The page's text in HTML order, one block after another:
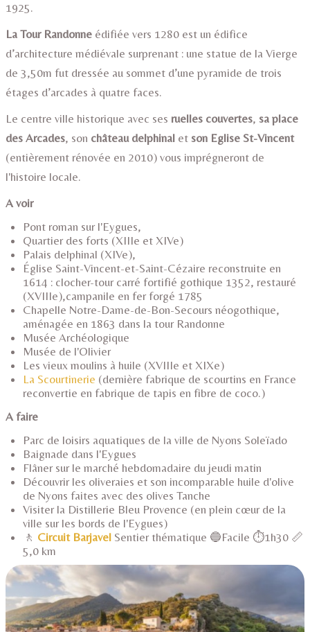
1925.
La Tour Randonne édifiée vers 1280 est un édifice
d’architecture médiévale surprenant : une statue de la Vierge
de 3,50m fut dressée au sommet d’une pyramide de trois
étages d’arcades à quatre faces.
Le centre ville historique avec ses ruelles couvertes, sa place
des Arcades, son château delphinal et son Eglise St-Vincent
(entièrement rénovée en 2010) vous imprégneront de
l'histoire locale.
A voir
Pont roman sur l'Eygues,
Quartier des forts (XIIIe et XIVe)
Palais delphinal (XIVe),
Église Saint-Vincent-et-Saint-Cézaire reconstruite en
1614 : clocher-tour carré fortifié gothique 1352, restauré
(XVIIIe),campanile en fer forgé 1785
Chapelle Notre-Dame-de-Bon-Secours néogothique,
aménagée en 1863 dans la tour Randonne
Musée Archéologique
Musée de l'Olivier
Les vieux moulins à huile (XVIIIe et XIXe)
La Scourtinerie (dernière fabrique de scourtins en France
reconvertie en fabrique de tapis en fibre de coco.)
A faire
Parc de loisirs aquatiques de la ville de Nyons Soleïado
Baignade dans l'Eygues
Flâner sur le marché hebdomadaire du jeudi matin
Découvrir les oliveraies et son incomparable huile d'olive
de Nyons faites avec des olives Tanche
Visiter la Distillerie Bleu Provence (en plein cœur de la
ville sur les bords de l'Eygues)
🚶 Circuit Barjavel Sentier thématique 🔵Facile ⏱️1h30 📏
5,0 km